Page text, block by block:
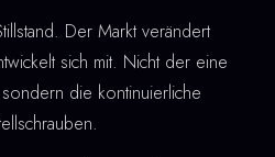
Der Markt verändert
sich mit. Nicht der eine
die kontinuierliche